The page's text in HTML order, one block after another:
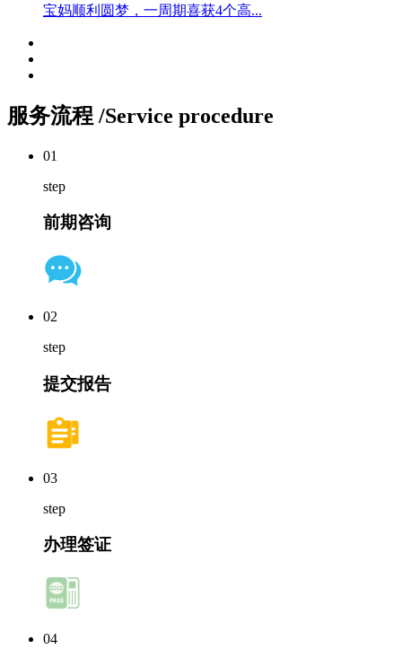
宝妈顺利圆梦，一周期喜获4个高...
服务流程 /Service procedure
01
step
前期咨询
02
step
提交报告
03
step
办理签证
04